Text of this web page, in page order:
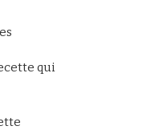
qui